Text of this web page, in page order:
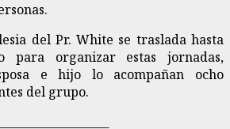
del Pr. White se traslada hasta
para organizar estas jornadas,
e hijo lo acompañan ocho
del grupo.